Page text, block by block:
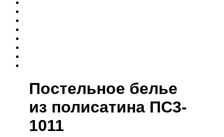
Постельное белье
из полисатина ПС3-
1011